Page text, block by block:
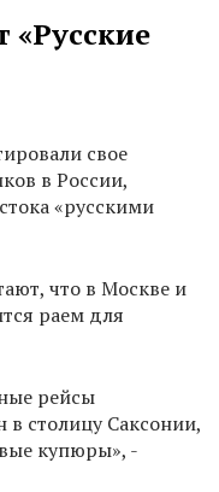
«Русские
свое
в России,
«русскими
что в Москве и
раем для
рейсы
в столицу Саксонии,
купюры», -